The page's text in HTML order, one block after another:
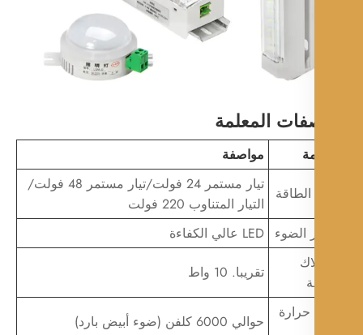
المعلمة
مواصفة
تيار مستمر 24 فولت/تيار مستمر 48 فولت/
التيار المتناوب 220 فولت
LED عالي الكفاءة
تقريبا. 10 واط
حوالي 6000 كلفن (ضوء أبيض بارد)